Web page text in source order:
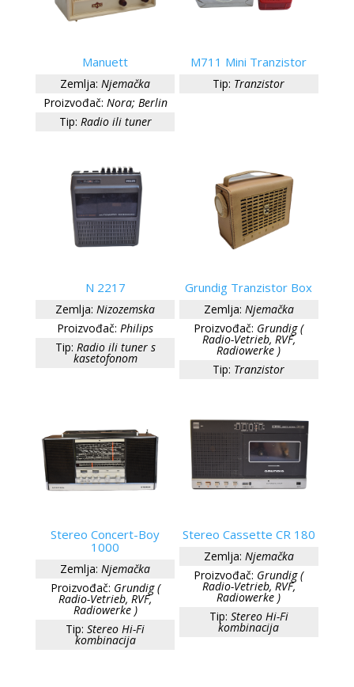
Manuett
Zemlja: Njemačka
Proizvođač: Nora; Berlin
Tip: Radio ili tuner
M711 Mini Tranzistor
Tip: Tranzistor
N 2217
Zemlja: Nizozemska
Proizvođač: Philips
Tip: Radio ili tuner s
kasetofonom
Grundig Tranzistor Box
Zemlja: Njemačka
Proizvođač: Grundig (
Radio-Vetrieb, RVF,
Radiowerke )
Tip: Tranzistor
Stereo Concert-Boy
1000
Zemlja: Njemačka
Proizvođač: Grundig (
Radio-Vetrieb, RVF,
Radiowerke )
Tip: Stereo Hi-Fi
kombinacija
Stereo Cassette CR 180
Zemlja: Njemačka
Proizvođač: Grundig (
Radio-Vetrieb, RVF,
Radiowerke )
Tip: Stereo Hi-Fi
kombinacija